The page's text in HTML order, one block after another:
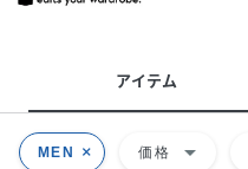
アイテム
MEN 価格 arrow_drop_down